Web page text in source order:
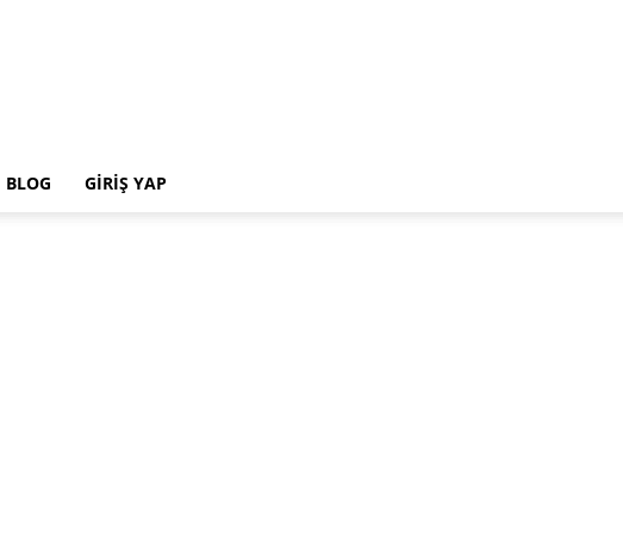
BLOG GIRIŞ YAP